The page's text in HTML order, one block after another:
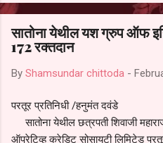
करण्यात यावी आणि सर्व पालकांच्या
फेरनिवडणूक घेण्यात यावी, अशी मागणी
जिल्हा शिक्षण अधिकारी (प्राथमिक),
परतूर यांनाही पाठविण्यात आल्या असून
सातोना येथील यश ग्रुप ऑफ
172 रक्तदान
By Shamsundar chittoda -
परतूर प्रतिनिधी /हनुमंत दवंडे
सातोना येथील छत्रपती शिवाजी
ऑपरेटिव्ह क्रेडिट सोसायटी लिमिटेड